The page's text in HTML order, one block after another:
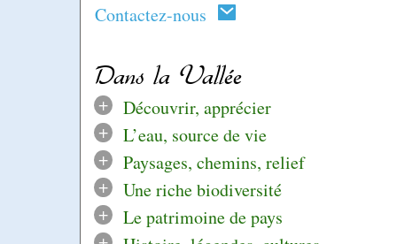
Contactez-nous
Dans la Vallée
+
Découvrir, apprécier
+
L’eau, source de vie
+
Paysages, chemins, relief
+
Une riche biodiversité
+
Le patrimoine de pays